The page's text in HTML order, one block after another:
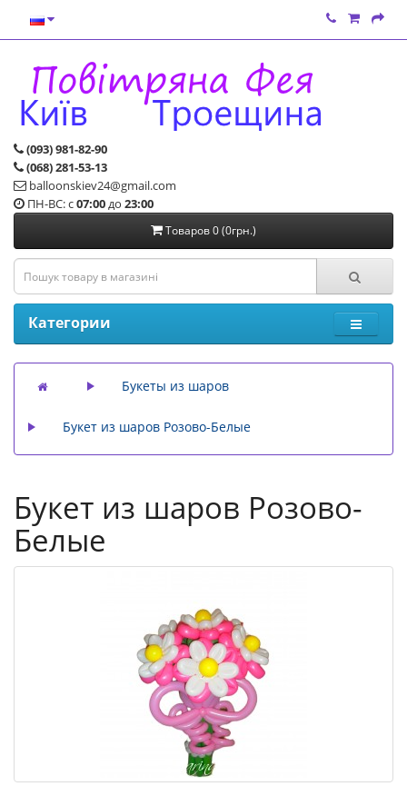
(093) 981-82-90
(068) 281-53-13
balloonskiev24@gmail.com
ПН-ВС: с07:00до 23:00
Товаров 0 (0грн.)
Категории
Букеты из шаров
Букет из шаров Розово-Белые
Букет из шаров Розово-
Белые